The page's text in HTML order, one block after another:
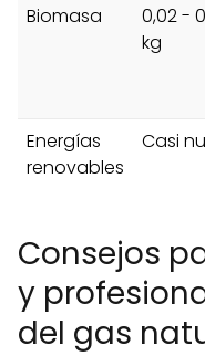
Biomasa
0,02 -
kg
Energías
renovables
Casi
Consejos
y
del gas